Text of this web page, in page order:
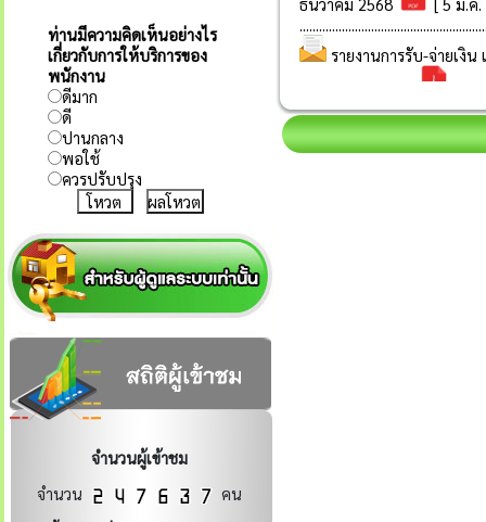
ท่านมีความคิดเห็นอย่างไร
เกี่ยวกับการให้บริการของ
พนักงาน
ดีมาก
ดี
ปานกลาง
พอใช้
ควรปรับปรุง
ผลโหวต
จำนวนผู้เข้าชม
จำนวน
คน